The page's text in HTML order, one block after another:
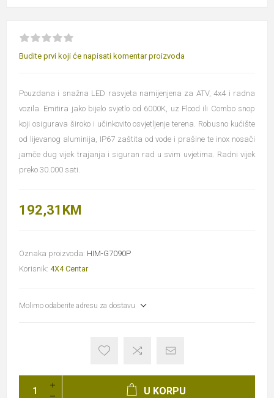
Budite prvi koji će napisati komentar proizvoda
Pouzdana i snažna LED rasvjeta namijenjena za ATV, 4x4 i radna
vozila. Emitira jako bijelo svjetlo od 6000K, uz Flood ili Combo snop
koji osigurava široko i učinkovito osvjetljenje terena. Robusno kućište
od lijevanog aluminija, IP67 zaštita od vode i prašine te inox nosači
jamče dug vijek trajanja i siguran rad u svim uvjetima. Radni vijek
preko 30.000 sati.
192,31KM
Oznaka proizvoda: HIM-G7090P
Korisnik: 4X4 Centar
Molimo odaberite adresu za dostavu
U KORPU